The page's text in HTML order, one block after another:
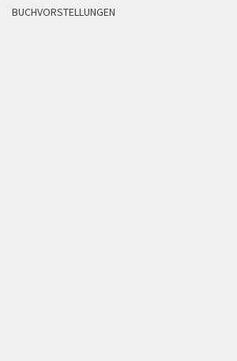
BUCHVORSTELLUNGEN